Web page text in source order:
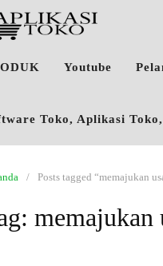
Youtube
Toko, Aplikasi
Posts tagged “memajukan
memajukan